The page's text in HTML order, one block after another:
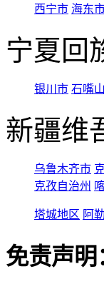
西宁市 海东
宁夏回
银川市 石嘴
新疆维
乌鲁木齐市
克孜自治州
塔城地区 阿
免责声明